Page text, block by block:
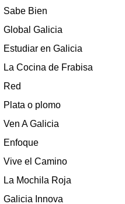
Sabe Bien
Global Galicia
Estudiar en Galicia
La Cocina de Frabisa
Red
Plata o plomo
Ven A Galicia
Enfoque
Vive el Camino
La Mochila Roja
Galicia Innova